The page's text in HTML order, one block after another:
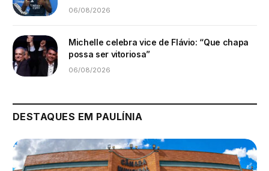
06/08/2026
Michelle celebra vice de Flávio: “Que chapa
possa ser vitoriosa”
06/08/2026
DESTAQUES EM PAULÍNIA